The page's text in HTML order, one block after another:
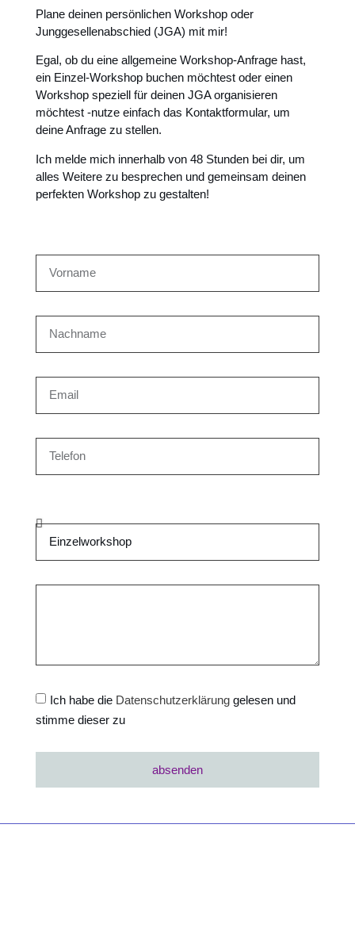
Plane deinen persönlichen Workshop oder
Junggesellenabschied (JGA) mit mir!
Egal, ob du eine allgemeine Workshop-Anfrage hast,
ein Einzel-Workshop buchen möchtest oder einen
Workshop speziell für deinen JGA organisieren
möchtest -nutze einfach das Kontaktformular, um
deine Anfrage zu stellen.
Ich melde mich innerhalb von 48 Stunden bei dir, um
alles Weitere zu besprechen und gemeinsam deinen
perfekten Workshop zu gestalten!
Ich habe die Datenschutzerklärunggelesen und
stimme dieser zu
absenden